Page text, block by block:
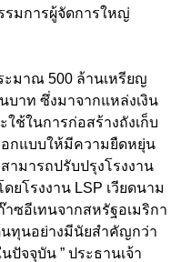
รมการผู้จัดการใหญ่
ะมาณ 500 ล้านเหรียญ
บาท ซึ่งมาจากแหล่งเงิน
ช้ในการก่อสร้างถังเก็บ
กแบบให้มีความยืดหยุ่น
ามารถปรับปรุงโรงงาน
ยโรงงาน LSP เวียดนาม
ซอีเทนจากสหรัฐอเมริกา
นทุนอย่างมีนัยสำคัญกว่า
ปัจจุบัน ” ประธานเจ้า